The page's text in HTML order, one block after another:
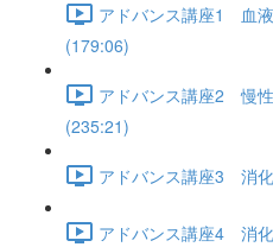
アドバンス講座1 血
(179:06)
アドバンス講座2 慢
(235:21)
アドバンス講座3 消
アドバンス講座4 消